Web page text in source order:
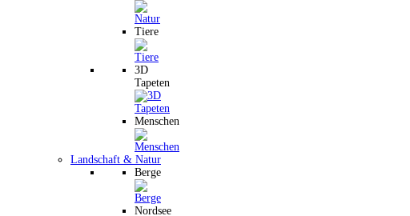
Tiere
3D
Tapeten
Menschen
Landschaft & Natur
Berge
Nordsee